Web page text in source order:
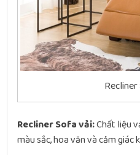
Recliner Sofa vải:Chất liệu
màu sắc, hoa văn và cảm giác